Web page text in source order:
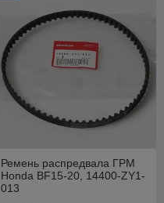
Ремень распредвала ГРМ
Honda BF15-20, 14400-ZY1-
013